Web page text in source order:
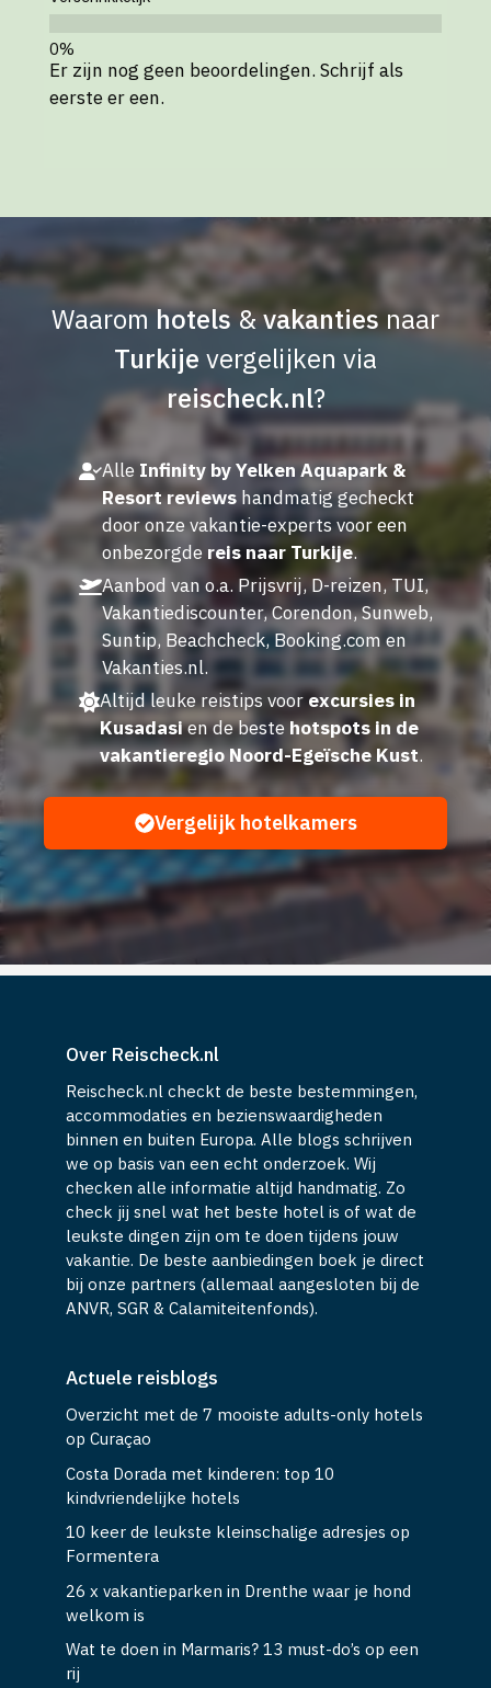
Er zijn nog geen beoordelingen. Schrijf als
eerste er een.
Waaromhotels&vakantiesnaar
Turkije vergelijken via
reischeck.nl?
Alle Infinity by Yelken Aquapark &
Resort reviewshandmatig gecheckt
door onze vakantie-experts voor een
onbezorgde reis naar Turkije.
Aanbod van o.a. Prijsvrij, D-reizen, TUI,
Vakantiediscounter, Corendon, Sunweb,
Suntip, Beachcheck, Booking.com en
Vakanties.nl.
Altijd leuke reistips voor excursies in
Kusadasien de beste hotspots in de
vakantieregio Noord-Egeïsche Kust.
Vergelijk hotelkamers
Over Reischeck.nl
Reischeck.nl checkt de beste bestemmingen,
accommodaties en bezienswaardigheden
binnen en buiten Europa. Alle blogs schrijven
we op basis van een echt onderzoek. Wij
checken alle informatie altijd handmatig. Zo
check jij snel wat het beste hotel is of wat de
leukste dingen zijn om te doen tijdens jouw
vakantie. De beste aanbiedingen boek je direct
bij onze partners (allemaal aangesloten bij de
ANVR, SGR & Calamiteitenfonds).
Actuele reisblogs
Overzicht met de 7 mooiste adults-only hotels
op Curaçao
Costa Dorada met kinderen: top 10
kindvriendelijke hotels
10 keer de leukste kleinschalige adresjes op
Formentera
26 x vakantieparken in Drenthe waar je hond
welkom is
Wat te doen in Marmaris? 13 must-do’s op een
rij